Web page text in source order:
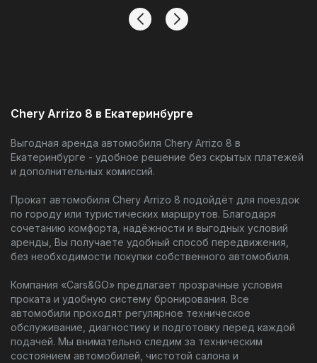
Chery Arrizo 8 в Екатеринбурге
Выгодная аренда автомобиля Chery Arrizo 8 в
Екатеринбурге - удобное решение без скрытых платежей
и дополнительных комиссий.
Прокат автомобиля Chery Arrizo 8 подойдёт для поездок
по городу или туристических маршрутов. Благодаря
сочетанию комфорта, надёжности и выгодных условий
аренды, Вы получаете удобный способ передвижения,
без необходимости покупки собственного автомобиля.
Компания «Cars&GO» предлагает прозрачные условия
проката и удобную систему бронирования. Все
автомобили проходят регулярное техническое
обслуживание, диагностику и подготовку перед каждой
подачей. Мы внимательно следим за техническим
состоянием автомобилей, чистотой салона и